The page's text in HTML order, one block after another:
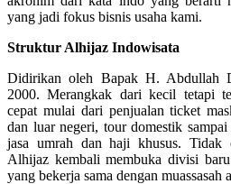
yang jadi fokus bisnis usaha kami.
Struktur Alhijaz Indowisata
Didirikan oleh Bapak H. Abdullah
2000. Merangkak dari kecil tetapi
cepat mulai dari penjualan ticket
dan luar negeri, tour domestik
jasa umrah dan haji khusus. Tidak
Alhijaz kembali membuka divisi
yang bekerja sama dengan muassasah